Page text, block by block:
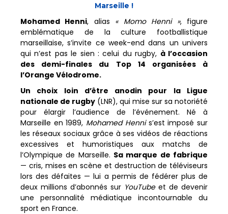
Marseille !
Mohamed Henni, alias « Momo Henni », figure
emblématique de la culture footballistique
marseillaise, s’invite ce week-end dans un univers
qui n’est pas le sien : celui du rugby, à l’occasion
des demi-finales du Top 14 organisées à
l’Orange Vélodrome.
Un choix loin d’être anodin pour la Ligue
nationale de rugby (LNR), qui mise sur sa notoriété
pour élargir l’audience de l’événement. Né à
Marseille en 1989, Mohamed Henni s’est imposé sur
les réseaux sociaux grâce à ses vidéos de réactions
excessives et humoristiques aux matchs de
l’Olympique de Marseille. Sa marque de fabrique
— cris, mises en scène et destruction de téléviseurs
lors des défaites — lui a permis de fédérer plus de
deux millions d’abonnés sur YouTubeet de devenir
une personnalité médiatique incontournable du
sport en France.